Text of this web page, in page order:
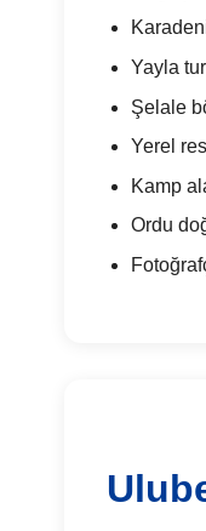
Yayla
Şelale
Yerel
Kamp
Ordu